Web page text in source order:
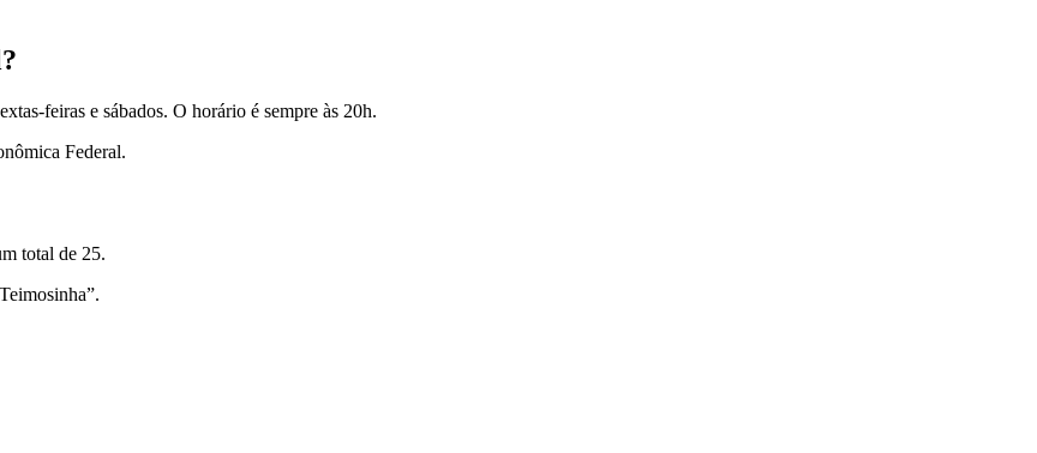
feiras e sábados. O horário é sempre às 20h.
Federal.
total de 25.